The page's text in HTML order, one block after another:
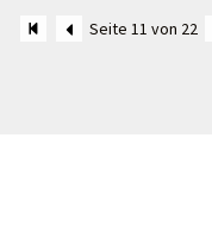
Seite 11 von 22